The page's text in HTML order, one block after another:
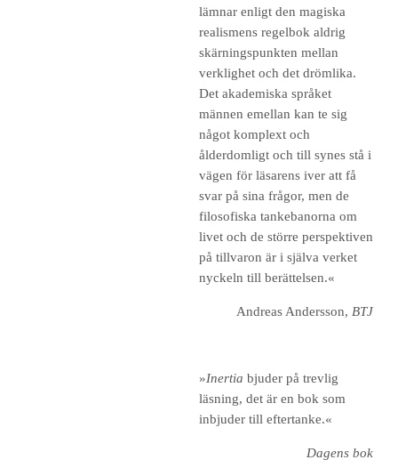
lämnar enligt den magiska
realismens regelbok aldrig
skärningspunkten mellan
verklighet och det drömlika.
Det akademiska språket
männen emellan kan te sig
något komplext och
ålderdomligt och till synes stå i
vägen för läsarens iver att få
svar på sina frågor, men de
filosofiska tankebanorna om
livet och de större perspektiven
på tillvaron är i själva verket
nyckeln till berättelsen.«
Andreas Andersson, BTJ
»Inertia bjuder på trevlig
läsning, det är en bok som
inbjuder till eftertanke.«
Dagens bok